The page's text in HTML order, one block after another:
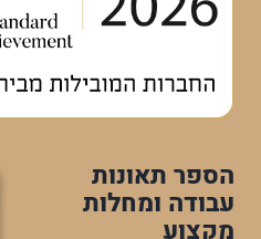
הספר תאונות
עבודה ומחלות